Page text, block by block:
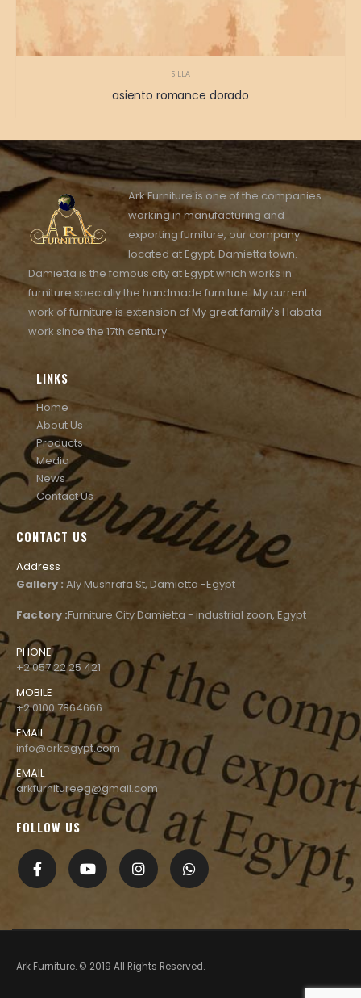
SILLA
asiento romance dorado
Ark Furniture is one of the companies
working in manufacturing and
exporting furniture, our company
located at Egypt, Damietta town.
Damietta is the famous city at Egypt which works in
furniture specially the handmade furniture. My current
work of furniture is extension of My great family's Habata
work since the 17th century
LINKS
Home
About Us
Products
Media
News
Contact Us
CONTACT US
Address
Gallery : Aly Mushrafa St, Damietta -Egypt
Factory :Furniture City Damietta - industrial zoon, Egypt
PHONE
+2 057 22 25 421
MOBILE
+2 0100 7864666
EMAIL
info@arkegypt.com
EMAIL
arkfurnitureeg@gmail.com
FOLLOW US
Ark Furniture. © 2019 All Rights Reserved.